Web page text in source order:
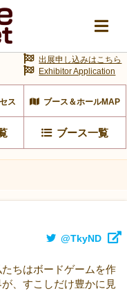
ス ブース＆ホールMAP
ブース一覧
出展申し込みはこちら
Exhibitor Application
@TkyND
ちはボードゲームを作
、すこしだけ豊かに見